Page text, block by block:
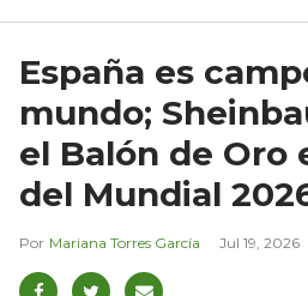
España es
mundo;
el Balón de Oro
del Mundial
Mariana Torres García Jul 19, 2026